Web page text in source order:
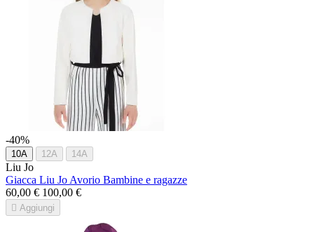
-40%
10A 12A 14A
Liu Jo
Giacca Liu Jo Avorio Bambine e ragazze
60,00 € 100,00 €
 Aggiungi